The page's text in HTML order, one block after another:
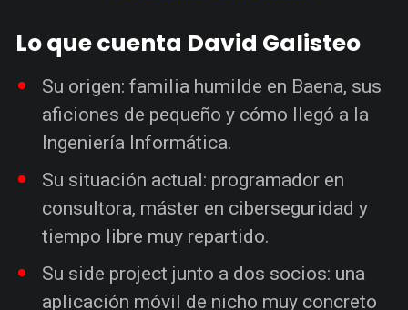
Lo que cuenta David Galisteo
Su origen: familia humilde en Baena, sus
aficiones de pequeño y cómo llegó a la
Ingeniería Informática.
Su situación actual: programador en
consultora, máster en ciberseguridad y
tiempo libre muy repartido.
Su side project junto a dos socios: una
aplicación móvil de nicho muy concreto